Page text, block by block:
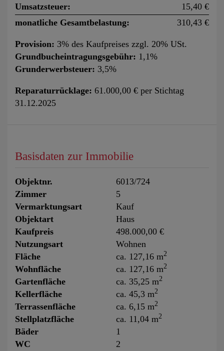
Umsatzsteuer:
15,40 €
monatliche Gesamtbelastung:
310,43 €
Provision: 3% des Kaufpreises zzgl. 20% USt.
Grundbucheintragungsgebühr: 1,1%
Grunderwerbsteuer: 3,5%
Reparaturrücklage: 61.000,00 € per Stichtag
31.12.2025
Basisdaten zur Immobilie
Objektnr.
6013/724
Zimmer
5
Vermarktungsart
Kauf
Objektart
Haus
Kaufpreis
498.000,00 €
Nutzungsart
Wohnen
Fläche
ca. 127,16 m2
Wohnfläche ca. 127,16 m2
Gartenfläche ca. 35,25 m2
Kellerfläche ca. 45,3 m2
Terrassenfläche ca. 6,15 m2
Stellplatzfläche ca. 11,04 m2
Bäder
1
WC
2